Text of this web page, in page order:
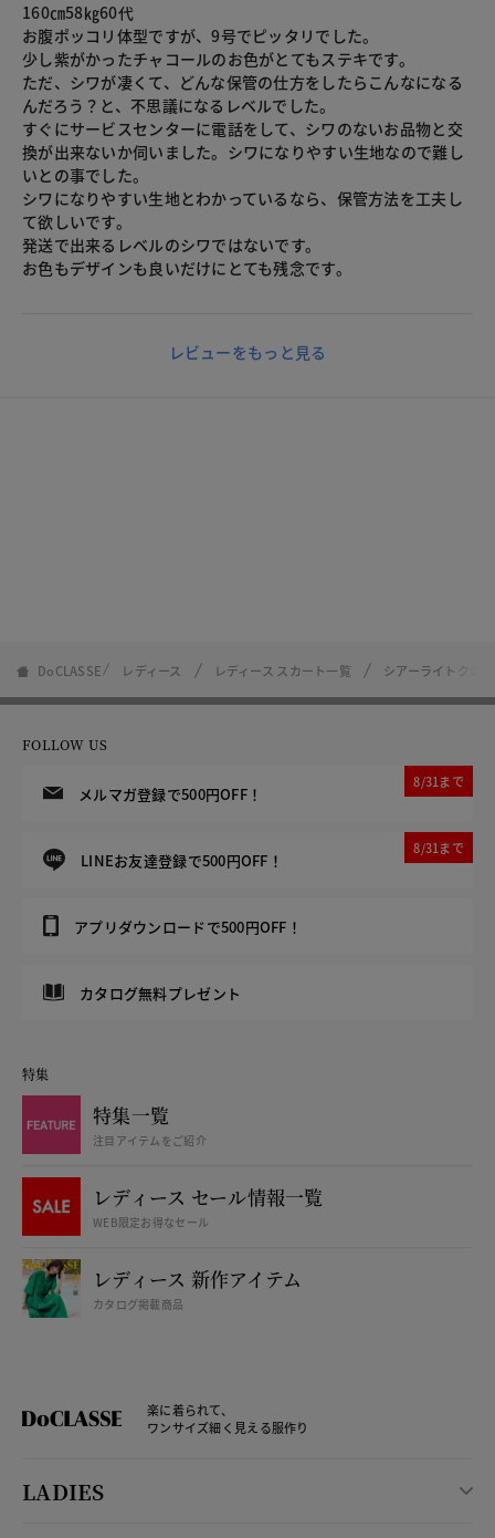
160㎝58㎏60代
お腹ポッコリ体型ですが、9号でピッタリでした。
少し紫がかったチャコールのお色がとてもステキです。
ただ、シワが凄くて、どんな保管の仕方をしたらこんなになる
んだろう？と、不思議になるレベルでした。
すぐにサービスセンターに電話をして、シワのないお品物と交
換が出来ないか伺いました。シワになりやすい生地なので難し
いとの事でした。
シワになりやすい生地とわかっているなら、保管方法を工夫し
て欲しいです。
発送で出来るレベルのシワではないです。
お色もデザインも良いだけにとても残念です。
レビューをもっと見る
DoCLASSE レディース レディース スカート一覧 シアーライトクロ
FOLLOW US
メルマガ登録で500円OFF！
8/31まで
LINEお友達登録で500円OFF！
8/31まで
アプリダウンロードで500円OFF！
カタログ無料プレゼント
特集
特集一覧
注目アイテムをご紹介
レディース セール情報一覧
WEB限定お得なセール
レディース 新作アイテム
カタログ掲載商品
楽に着られて、
ワンサイズ細く見える服作り
LADIES